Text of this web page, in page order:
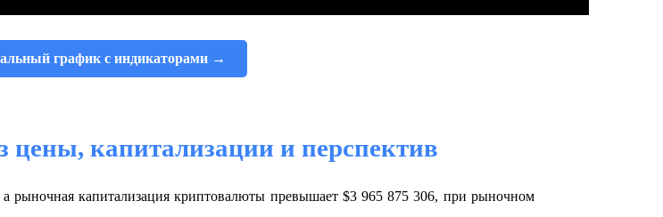
график с индикаторами →
цены, капитализации и перспектив
а рыночная капитализация криптовалюты превышает $3 965 875 306, при рыночном